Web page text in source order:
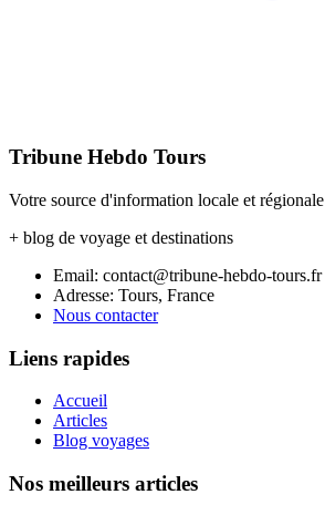
Tribune Hebdo Tours
Votre source d'information locale et régionale
+ blog de voyage et destinations
Email: contact@tribune-hebdo-tours.fr
Adresse: Tours, France
Nous contacter
Liens rapides
Accueil
Articles
Blog voyages
Nos meilleurs articles